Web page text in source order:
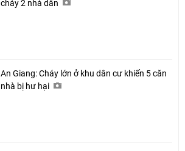
cháy 2 nhà dân
An Giang: Cháy lớn ở khu dân cư khiến 5 căn
nhà bị hư hại